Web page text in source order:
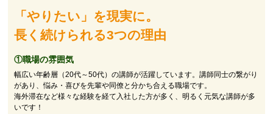
「やりたい」を現実に。
長く続けられる3つの理由
①職場の雰囲気
幅広い年齢層（20代～50代）の講師が活躍しています。講師同士の繋がり
があり、悩み・喜びを先輩や同僚と分かち合える職場です。
海外滞在など様々な経験を経て入社した方が多く、明るく元気な講師が多
いです！